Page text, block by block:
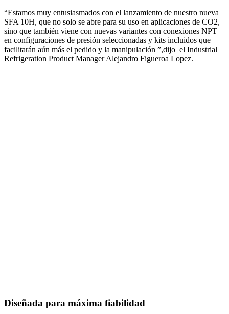
“Estamos muy entusiasmados con el lanzamiento de nuestro nueva
SFA 10H, que no solo se abre para su uso en aplicaciones de CO2,
sino que también viene con nuevas variantes con conexiones NPT
en configuraciones de presión seleccionadas y kits incluidos que
facilitarán aún más el pedido y la manipulación ”,dijo el Industrial
Refrigeration Product Manager Alejandro Figueroa Lopez.
Diseñada para máxima fiabilidad